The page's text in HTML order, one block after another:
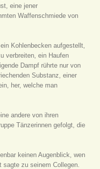
eine jener
Waffenschmiede von
Kohlenbecken aufgestellt,
verbreiten, ein Haufen
Dampf rührte nur von
Substanz, einer
her, welche man
andere von ihren
Tänzerinnen gefolgt, die
keinen Augenblick, wen
zu seinem Collegen.